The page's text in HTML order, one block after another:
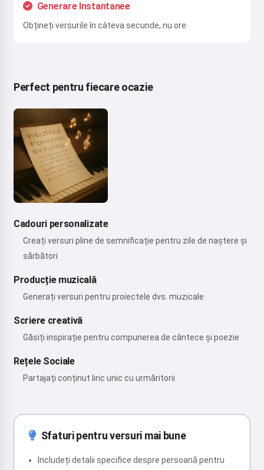
Generare Instantanee
Obțineți versurile în câteva secunde, nu ore
Perfect pentru fiecare ocazie
Cadouri personalizate
Creați versuri pline de semnificație pentru zile de naștere și
sărbători
Producție muzicală
Generați versuri pentru proiectele dvs. muzicale
Scriere creativă
Găsiți inspirație pentru compunerea de cântece și poezie
Rețele Sociale
Partajați conținut liric unic cu urmăritorii
Sfaturi pentru versuri mai bune
Includeți detalii specifice despre persoană pentru